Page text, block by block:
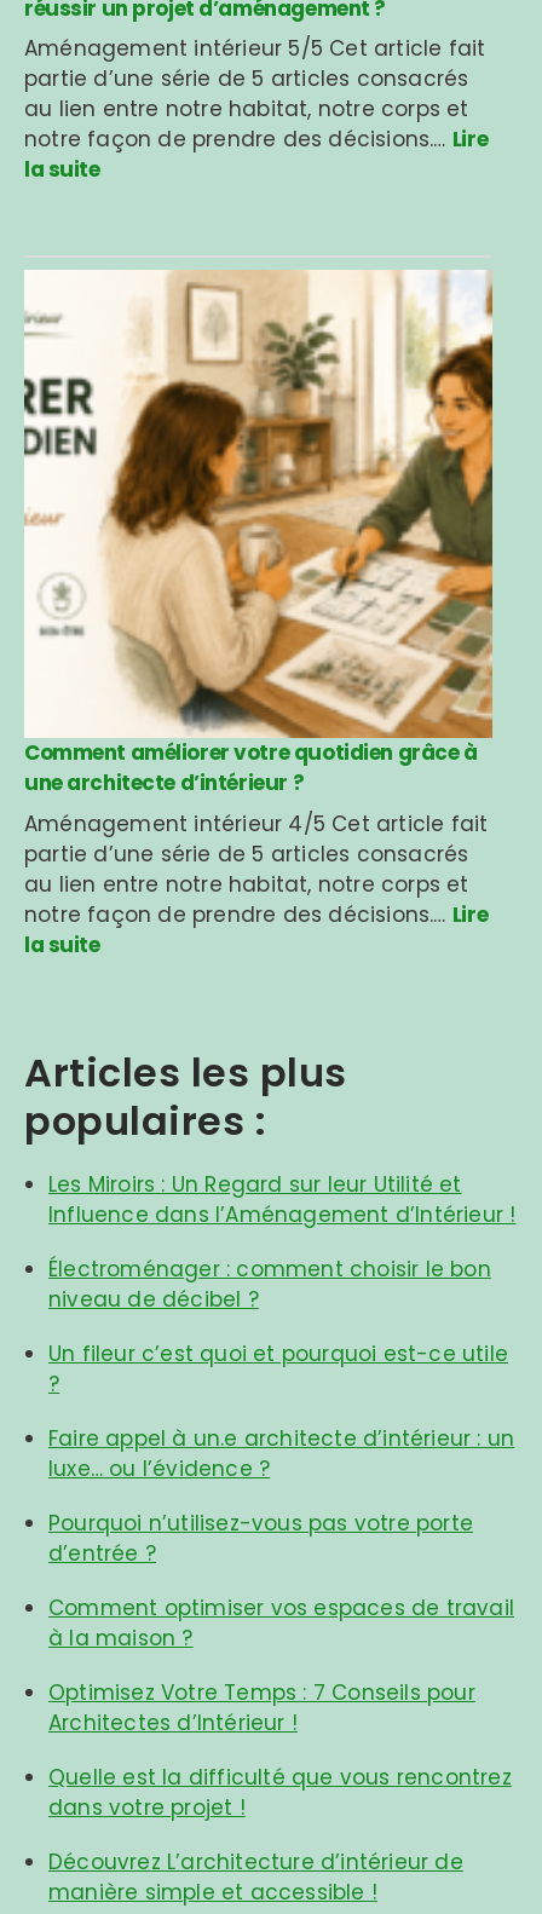
réussir un projet d’aménagement ?
Aménagement intérieur 5/5 Cet article fait
partie d’une série de 5 articles consacrés
au lien entre notre habitat, notre corps et
notre façon de prendre des décisions.… Lire
la suite
Comment améliorer votre quotidien grâce à
une architecte d’intérieur ?
Aménagement intérieur 4/5 Cet article fait
partie d’une série de 5 articles consacrés
au lien entre notre habitat, notre corps et
notre façon de prendre des décisions.… Lire
la suite
Articles les plus
populaires :
Les Miroirs : Un Regard sur leur Utilité et
Influence dans l’Aménagement d’Intérieur !
Électroménager : comment choisir le bon
niveau de décibel ?
Un fileur c’est quoi et pourquoi est-ce utile
?
Faire appel à un.e architecte d’intérieur : un
luxe… ou l’évidence ?
Pourquoi n’utilisez-vous pas votre porte
d’entrée ?
Comment optimiser vos espaces de travail
à la maison ?
Optimisez Votre Temps : 7 Conseils pour
Architectes d’Intérieur !
Quelle est la difficulté que vous rencontrez
dans votre projet !
Découvrez L’architecture d’intérieur de
manière simple et accessible !